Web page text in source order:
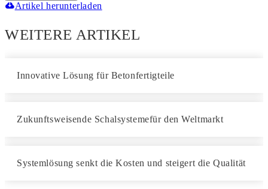
Artikel herunterladen
WEITERE ARTIKEL
Innovative Lösung für Betonfertigteile
Zukunftsweisende Schalsystemefür den Weltmarkt
Systemlösung senkt die Kosten und steigert die Qualität